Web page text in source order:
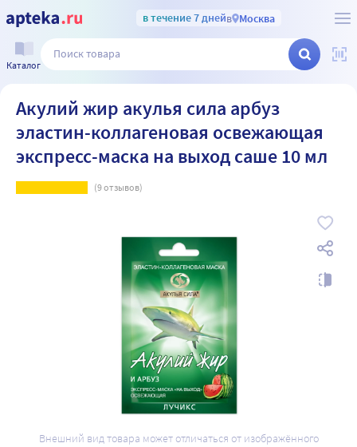
в течение 7 днейв Москва
Каталог
Акулий жир акулья сила арбуз
эластин-коллагеновая освежающая
экспресс-маска на выход саше 10 мл
(9отзывов)
Внешний вид товара может отличаться от изображённого